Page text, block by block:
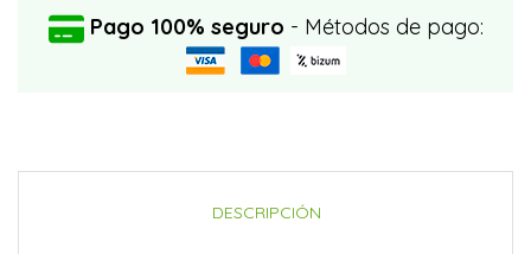
Pago 100% seguro - Métodos de pago:
DESCRIPCIÓN